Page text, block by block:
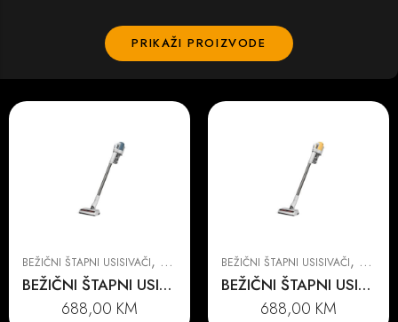
PRIKAŽI PROIZVODE
BEŽIČNI ŠTAPNI USISIVAČI, USISIVAČI
BEŽIČNI ŠTAPNI USISIVAČ DUOFLEX HX1
688,00 KM
BEŽIČNI ŠTAPNI USISIVAČI,
BEŽIČNI ŠTAPNI USISIVAČ DUOFLEX HX1
688,00 KM